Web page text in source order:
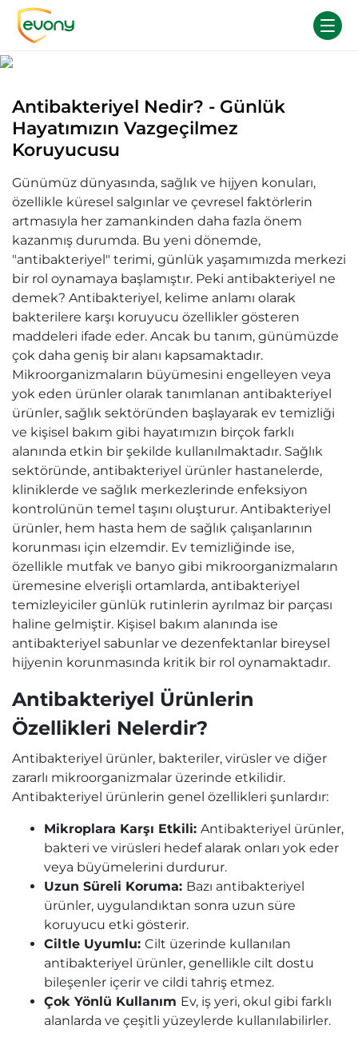
Antibakteriyel Nedir? - Günlük
Hayatımızın Vazgeçilmez
Koruyucusu
Günümüz dünyasında, sağlık ve hijyen konuları,
özellikle küresel salgınlar ve çevresel faktörlerin
artmasıyla her zamankinden daha fazla önem
kazanmış durumda. Bu yeni dönemde,
"antibakteriyel" terimi, günlük yaşamımızda merkezi
bir rol oynamaya başlamıştır. Peki antibakteriyel ne
demek? Antibakteriyel, kelime anlamı olarak
bakterilere karşı koruyucu özellikler gösteren
maddeleri ifade eder. Ancak bu tanım, günümüzde
çok daha geniş bir alanı kapsamaktadır.
Mikroorganizmaların büyümesini engelleyen veya
yok eden ürünler olarak tanımlanan antibakteriyel
ürünler, sağlık sektöründen başlayarak ev temizliği
ve kişisel bakım gibi hayatımızın birçok farklı
alanında etkin bir şekilde kullanılmaktadır. Sağlık
sektöründe, antibakteriyel ürünler hastanelerde,
kliniklerde ve sağlık merkezlerinde enfeksiyon
kontrolünün temel taşını oluşturur. Antibakteriyel
ürünler, hem hasta hem de sağlık çalışanlarının
korunması için elzemdir. Ev temizliğinde ise,
özellikle mutfak ve banyo gibi mikroorganizmaların
üremesine elverişli ortamlarda, antibakteriyel
temizleyiciler günlük rutinlerin ayrılmaz bir parçası
haline gelmiştir. Kişisel bakım alanında ise
antibakteriyel sabunlar ve dezenfektanlar bireysel
hijyenin korunmasında kritik bir rol oynamaktadır.
Antibakteriyel Ürünlerin
Özellikleri Nelerdir?
Antibakteriyel ürünler, bakteriler, virüsler ve diğer
zararlı mikroorganizmalar üzerinde etkilidir.
Antibakteriyel ürünlerin genel özellikleri şunlardır:
Mikroplara Karşı Etkili: Antibakteriyel ürünler,
bakteri ve virüsleri hedef alarak onları yok eder
veya büyümelerini durdurur.
Uzun Süreli Koruma: Bazı antibakteriyel
ürünler, uygulandıktan sonra uzun süre
koruyucu etki gösterir.
Ciltle Uyumlu: Cilt üzerinde kullanılan
antibakteriyel ürünler, genellikle cilt dostu
bileşenler içerir ve cildi tahriş etmez.
Çok Yönlü Kullanım Ev, iş yeri, okul gibi farklı
alanlarda ve çeşitli yüzeylerde kullanılabilirler.